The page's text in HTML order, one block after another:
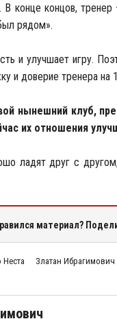
В конце концов,
рядом».
и улучшает игру.
и доверие тренера на
нынешний клуб,
их отношения
ладят друг с
материал?
Неста Златан Ибрагимович